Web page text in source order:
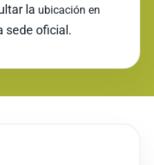
la ubicación en
sede oficial.